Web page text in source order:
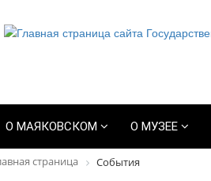
О МАЯКОВСКОМ О МУЗЕЕ
страница События